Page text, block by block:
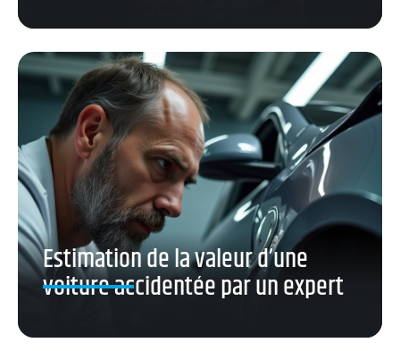
Estimation de la valeur d’une
voiture accidentée par un expert